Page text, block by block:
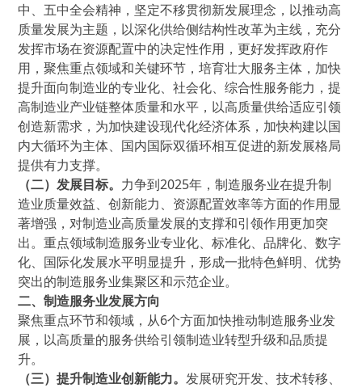
中、五中全会精神，坚定不移贯彻新发展理念，以推动高
质量发展为主题，以深化供给侧结构性改革为主线，充分
发挥市场在资源配置中的决定性作用，更好发挥政府作
用，聚焦重点领域和关键环节，培育壮大服务主体，加快
提升面向制造业的专业化、社会化、综合性服务能力，提
高制造业产业链整体质量和水平，以高质量供给适应引领
创造新需求，为加快建设现代化经济体系，加快构建以国
内大循环为主体、国内国际双循环相互促进的新发展格局
提供有力支撑。
（二）发展目标。 力争到2025年，制造服务业在提升制
造业质量效益、创新能力、资源配置效率等方面的作用显
著增强，对制造业高质量发展的支撑和引领作用更加突
出。重点领域制造服务业专业化、标准化、品牌化、数字
化、国际化发展水平明显提升，形成一批特色鲜明、优势
突出的制造服务业集聚区和示范企业。
二、制造服务业发展方向
聚焦重点环节和领域，从6个方面加快推动制造服务业发
展，以高质量的服务供给引领制造业转型升级和品质提
升。
（三）提升制造业创新能力。发展研究开发、技术转移、